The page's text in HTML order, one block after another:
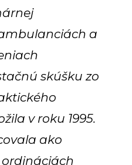
a
skúšku zo
v roku 1995.
ako